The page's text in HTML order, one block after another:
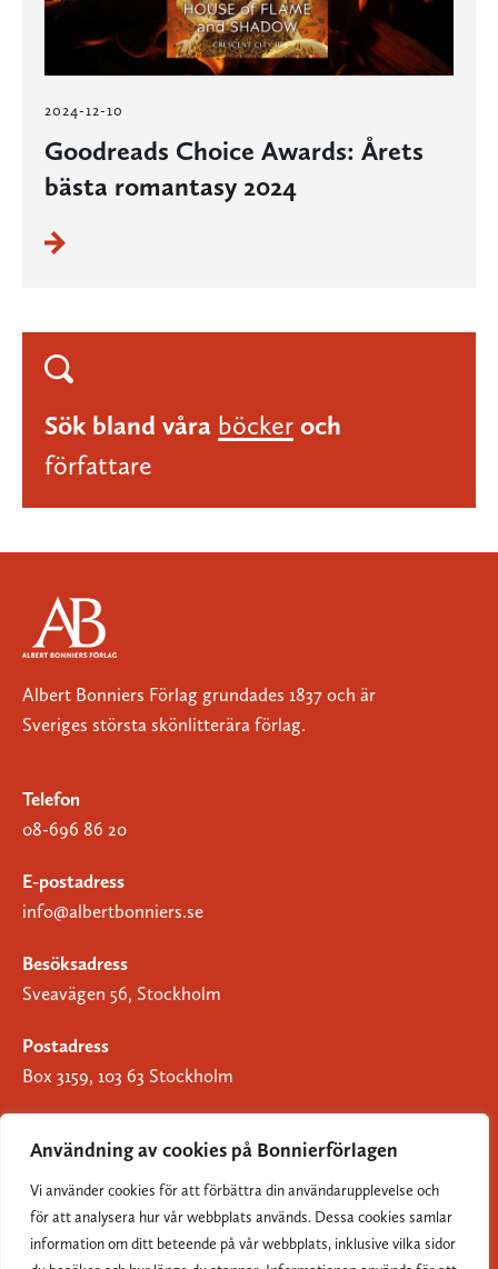
Användning av cookies på Bonnierförlagen
Vi använder cookies för att förbättra din användarupplevelse och
för att analysera hur vår webbplats används. Dessa cookies samlar
information om ditt beteende på vår webbplats, inklusive vilka sidor
2024-12-10
Goodreads Choice Awards: Årets
bästa romantasy 2024
Sök bland våra böcker och
författare
Albert Bonniers Förlag grundades 1837 och är
Sveriges största skönlitterära förlag.
Telefon
08-696 86 20
E-postadress
info@albertbonniers.se
Besöksadress
Sveavägen 56, Stockholm
Postadress
Box 3159, 103 63 Stockholm
Om Bonnierförlagen
Cookies